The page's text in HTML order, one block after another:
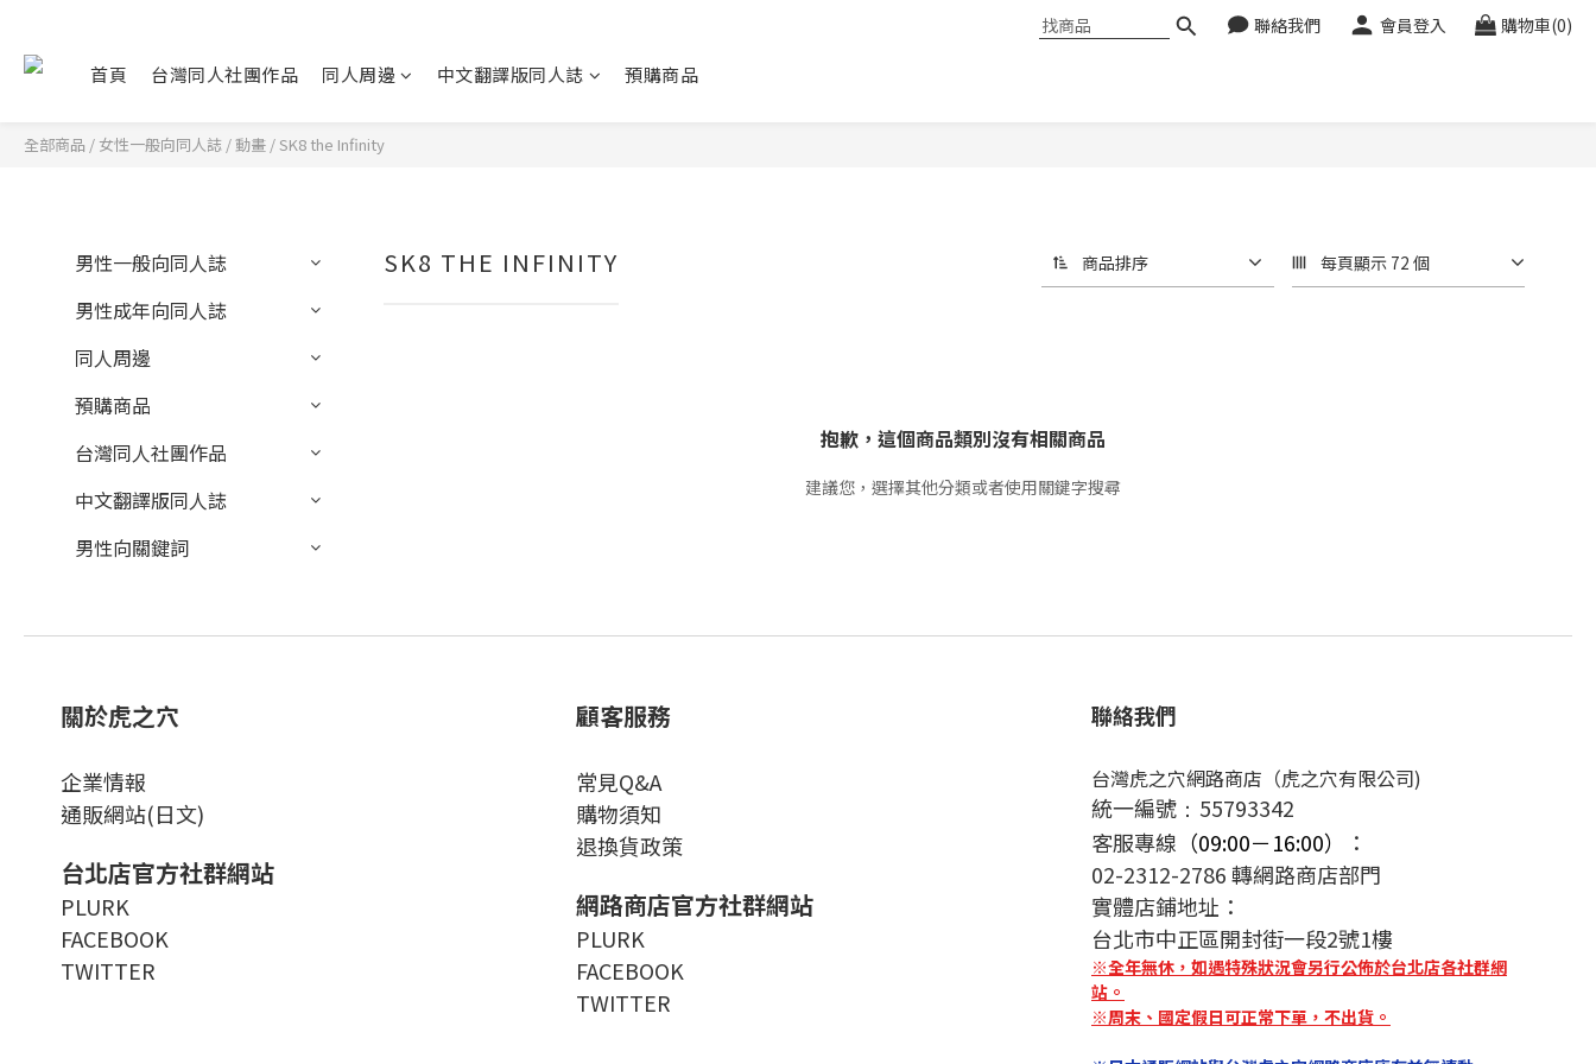
聯絡我們 會員登入 購物車(0)
首頁 台灣同人社團作品 同人周邊 中文翻譯版同人誌 預購商品
全部商品 / 女性一般向同人誌 /動畫 /SK8 the Infinity
男性一般向同人誌
男性成年向同人誌
同人周邊
預購商品
台灣同人社團作品
中文翻譯版同人誌
男性向關鍵詞
SK8 THE INFINITY 商品排序 每頁顯示 72 個
抱歉，這個商品類別沒有相關商品
建議您，選擇其他分類或者使用關鍵字搜尋
關於虎之穴
企業情報
通販網站(日文)
台北店官方社群網站
PLURK
FACEBOOK
TWITTER
顧客服務
常見Q&A
購物須知
退換貨政策
網路商店官方社群網站
PLURK
FACEBOOK
TWITTER
聯絡我們
台灣虎之穴網路商店（虎之穴有限公司)
統一編號 ： 55793342
客服專線 （09:00－16:00）
：
02-2312-2786 轉網路商店部門
實體店鋪地址：
台北市中正區開封街一段2號1樓
※全年無休，如遇特殊狀況會另行公佈於台北店各社群網
站。
※周末、國定假日可正常下單，不出貨。